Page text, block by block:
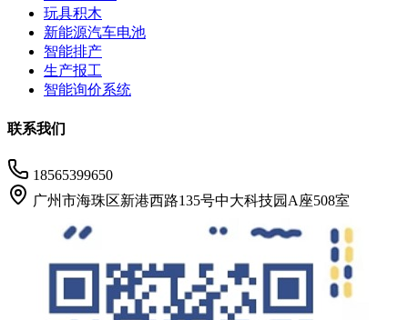
玩具积木
新能源汽车电池
智能排产
生产报工
智能询价系统
联系我们
18565399650
广州市海珠区新港西路135号中大科技园A座508室